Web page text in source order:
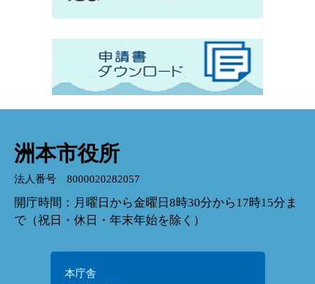
洲本市役所
法人番号 8000020282057
開庁時間：月曜日から金曜日8時30分から17時15分ま
で（祝日・休日・年末年始を除く）
本庁舎